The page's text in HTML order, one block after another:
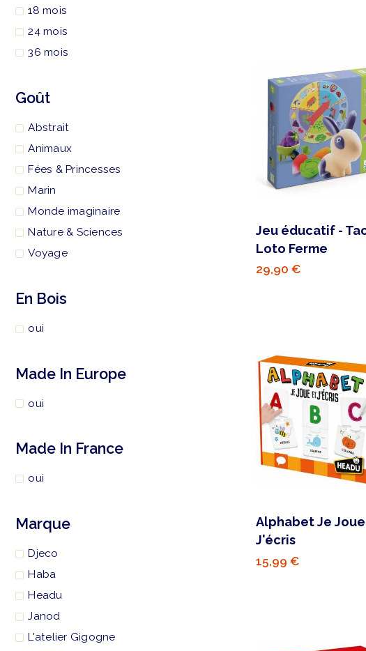
18 mois
24 mois
36 mois
Goût
Abstrait
Animaux
Fées & Princesses
Marin
Monde imaginaire
Nature & Sciences
Voyage
En Bois
oui
Made In Europe
oui
Made In France
oui
Marque
Djeco
Haba
Headu
Janod
L'atelier Gigogne
Jeu éducatif -
Loto Ferme
29,90 €
Alphabet Je
J'écris
15,99 €